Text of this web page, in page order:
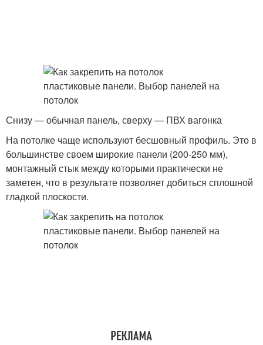
Снизу — обычная панель, сверху — ПВХ вагонка
На потолке чаще используют бесшовный профиль. Это в
большинстве своем широкие панели (200-250 мм),
монтажный стык между которыми практически не
заметен, что в результате позволяет добиться сплошной
гладкой плоскости.